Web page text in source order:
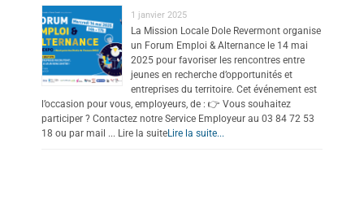
1 janvier 2025
La Mission Locale Dole Revermont organise
un Forum Emploi & Alternance le 14 mai
2025 pour favoriser les rencontres entre
jeunes en recherche d’opportunités et
entreprises du territoire. Cet événement est
l’occasion pour vous, employeurs, de : 👉 Vous souhaitez
participer ? Contactez notre Service Employeur au 03 84 72 53
18 ou par mail ... Lire la suiteLire la suite...